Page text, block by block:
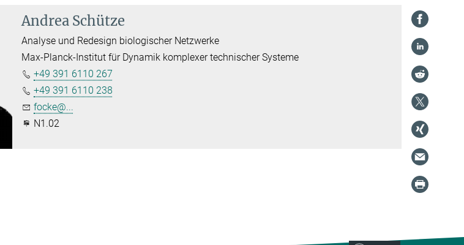
Andrea Schütze
Analyse und Redesign biologischer Netzwerke
Max-Planck-Institut für Dynamik komplexer technischer Systeme
+49 391 6110 267
+49 391 6110 238
focke@...
N1.02